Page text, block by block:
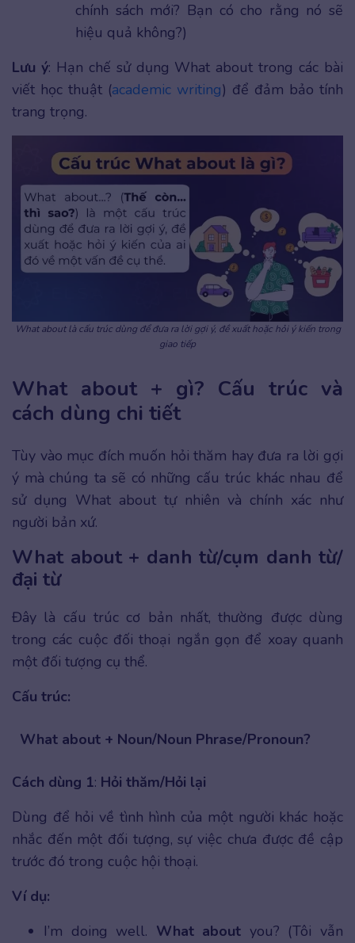
chính sách mới? Bạn có cho rằng nó sẽ
hiệu quả không?)
Lưu ý: Hạn chế sử dụng What about trong các bài
viết học thuật (academic writing) để đảm bảo tính
trang trọng.
What about là cấu trúc dùng để đưa ra lời gợi ý, đề xuất hoặc hỏi ý kiến trong
giao tiếp
What about + gì? Cấu trúc và
cách dùng chi tiết
Tùy vào mục đích muốn hỏi thăm hay đưa ra lời gợi
ý mà chúng ta sẽ có những cấu trúc khác nhau để
sử dụng What about tự nhiên và chính xác như
người bản xứ.
What about + danh từ/cụm danh từ/
đại từ
Đây là cấu trúc cơ bản nhất, thường được dùng
trong các cuộc đối thoại ngắn gọn để xoay quanh
một đối tượng cụ thể.
Cấu trúc:
What about + Noun/Noun Phrase/Pronoun?
Cách dùng 1: Hỏi thăm/Hỏi lại
Dùng để hỏi về tình hình của một người khác hoặc
nhắc đến một đối tượng, sự việc chưa được đề cập
trước đó trong cuộc hội thoại.
Ví dụ:
I’m doing well. What about you? (Tôi vẫn